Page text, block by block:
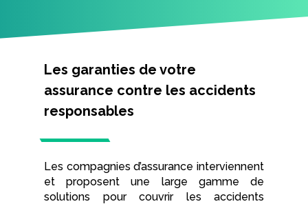
Les garanties de votre
assurance contre les accidents
responsables
Les compagnies d’assurance interviennent
et proposent une large gamme de
solutions pour couvrir les accidents